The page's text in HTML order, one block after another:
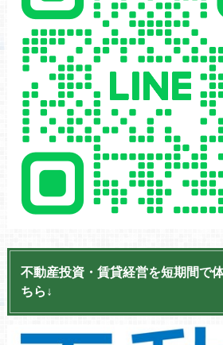
不動産投資・賃貸経営を短期間で
ちら↓